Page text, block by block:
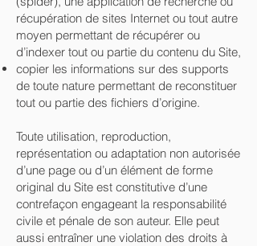
récupération de sites Internet ou tout autre
moyen permettant de récupérer ou
d’indexer tout ou partie du contenu du Site,
copier les informations sur des supports
de toute nature permettant de reconstituer
tout ou partie des fichiers d’origine.
Toute utilisation, reproduction,
représentation ou adaptation non autorisée
d’une page ou d’un élément de forme
original du Site est constitutive d’une
contrefaçon engageant la responsabilité
civile et pénale de son auteur. Elle peut
aussi entraîner une violation des droits à